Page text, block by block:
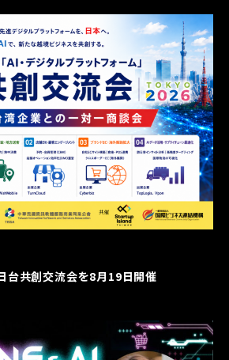
台共創交流会を8月19日開催